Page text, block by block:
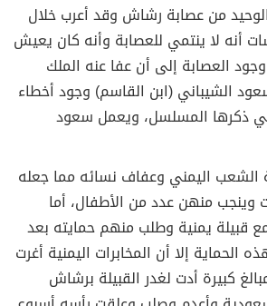
من عصابة رشاش وقد أعرب خلال
أنه لا ينتمي للعصابة وأنه كان يعيش
العصابة إلى أن عفا عنه الملك
الشيباني (ابن القاسم) وجود أخطاء
ذكرها المسلسل، ويعمل سعود
الشعب اليمني وعفاف نسائه مما جعله
وينجب منهن عدد من الأطفال، أما
قبيلة يمنية وطلب منهم حمايته بعد
الحماية إلا أن المخابرات اليمنية أغرت
كبيرة أدت لغدر القبيلة برشاش